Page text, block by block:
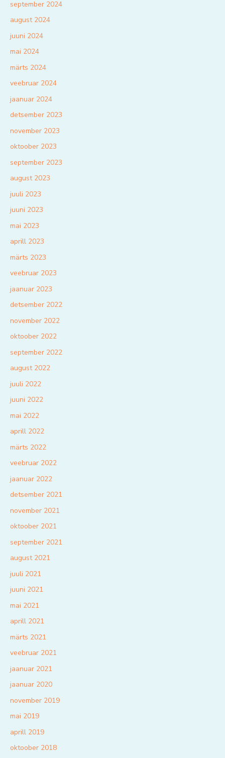
september 2024
august 2024
juuni 2024
mai 2024
märts 2024
veebruar 2024
jaanuar 2024
detsember 2023
november 2023
oktoober 2023
september 2023
august 2023
juuli 2023
juuni 2023
mai 2023
aprill 2023
märts 2023
veebruar 2023
jaanuar 2023
detsember 2022
november 2022
oktoober 2022
september 2022
august 2022
juuli 2022
juuni 2022
mai 2022
aprill 2022
märts 2022
veebruar 2022
jaanuar 2022
detsember 2021
november 2021
oktoober 2021
september 2021
august 2021
juuli 2021
juuni 2021
mai 2021
aprill 2021
märts 2021
veebruar 2021
jaanuar 2021
jaanuar 2020
november 2019
mai 2019
aprill 2019
oktoober 2018